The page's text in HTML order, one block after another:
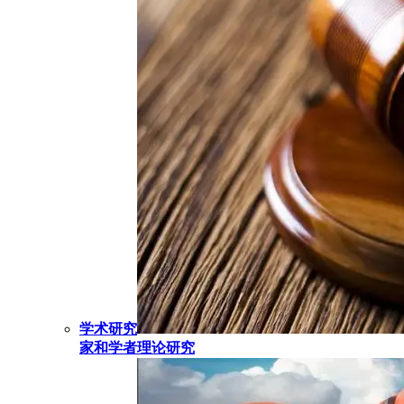
学术研究
家和学者理论研究